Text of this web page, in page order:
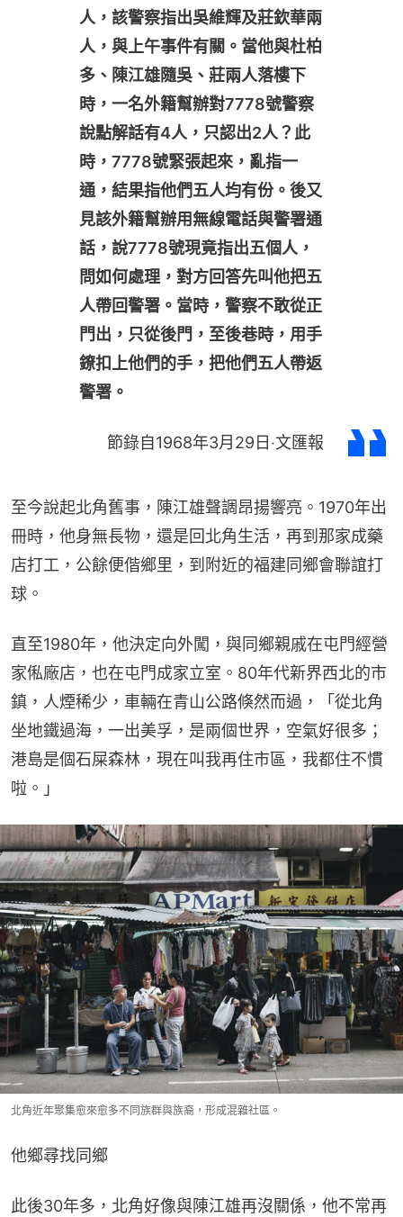
人，該警察指出吳維輝及莊欽華兩
人，與上午事件有關。當他與杜柏
多、陳江雄隨吳、莊兩人落樓下
時，一名外籍幫辦對7778號警察
說點解話有4人，只認出2人？此
時，7778號緊張起來，亂指一
通，結果指他們五人均有份。後又
見該外籍幫辦用無線電話與警署通
話，說7778號現竟指出五個人，
問如何處理，對方回答先叫他把五
人帶回警署。當時，警察不敢從正
門出，只從後門，至後巷時，用手
鐐扣上他們的手，把他們五人帶返
警署。
節錄自1968年3月29日‧文匯報
至今說起北角舊事，陳江雄聲調昂揚響亮。1970年出
冊時，他身無長物，還是回北角生活，再到那家成藥
店打工，公餘便偕鄉里，到附近的福建同鄉會聯誼打
球。
直至1980年，他決定向外闖，與同鄉親戚在屯門經營
家俬廠店，也在屯門成家立室。80年代新界西北的市
鎮，人煙稀少，車輛在青山公路倏然而過，「從北角
坐地鐵過海，一出美孚，是兩個世界，空氣好很多；
港島是個石屎森林，現在叫我再住市區，我都住不慣
啦。」
北角近年聚集愈來愈多不同族群與族裔，形成混雜社區。
他鄉尋找同鄉
此後30年多，北角好像與陳江雄再沒關係，他不常再